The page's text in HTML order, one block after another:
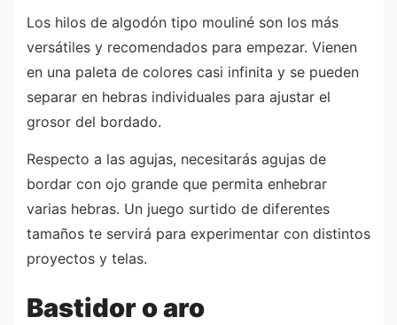
Los hilos de algodón tipo mouliné son los más
versátiles y recomendados para empezar. Vienen
en una paleta de colores casi infinita y se pueden
separar en hebras individuales para ajustar el
grosor del bordado.
Respecto a las agujas, necesitarás agujas de
bordar con ojo grande que permita enhebrar
varias hebras. Un juego surtido de diferentes
tamaños te servirá para experimentar con distintos
proyectos y telas.
Bastidor o aro